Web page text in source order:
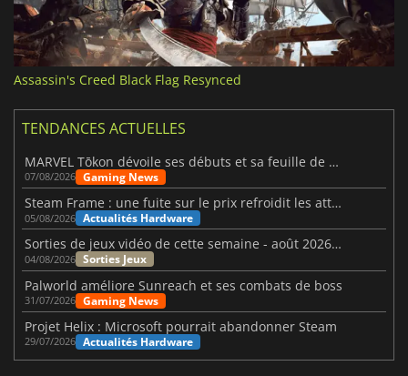
Assassin's Creed Black Flag Resynced
TENDANCES ACTUELLES
MARVEL Tōkon dévoile ses débuts et sa feuille de route
07/08/2026 Gaming News
Steam Frame : une fuite sur le prix refroidit les attentes VR
05/08/2026 Actualités Hardware
Sorties de jeux vidéo de cette semaine - août 2026 (semaine 32)
04/08/2026 Sorties Jeux
Palworld améliore Sunreach et ses combats de boss
31/07/2026 Gaming News
Projet Helix : Microsoft pourrait abandonner Steam
29/07/2026 Actualités Hardware